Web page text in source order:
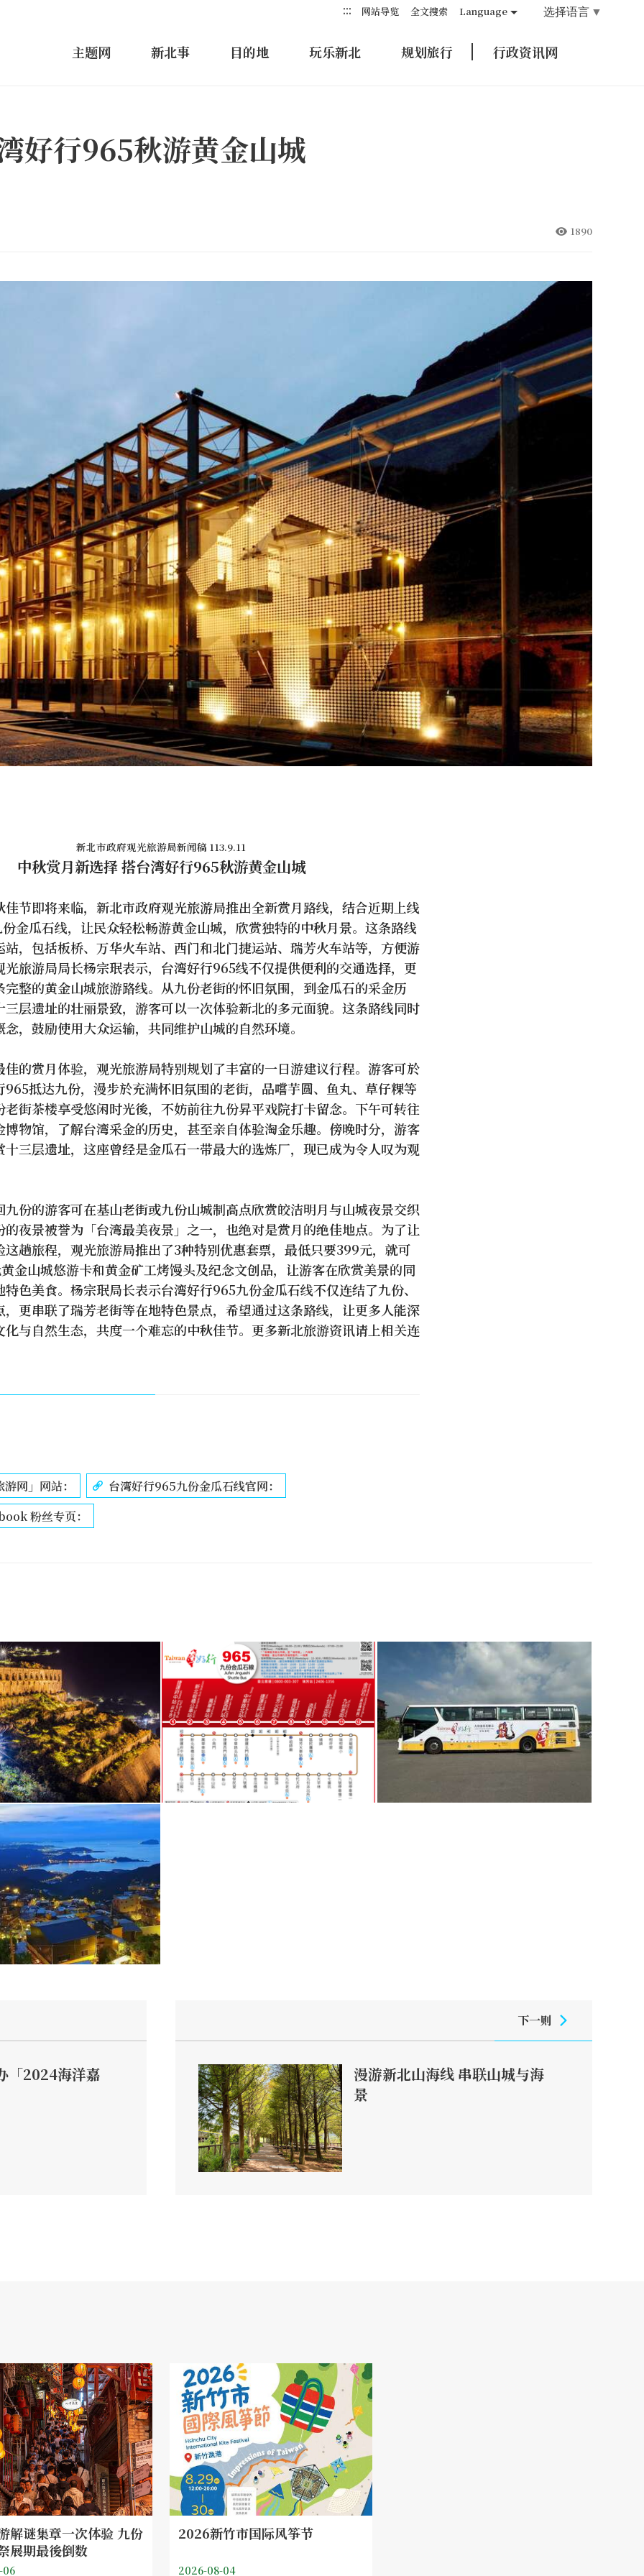
::: 网站导览 全文搜索 Language 选择语言 ▼
主题网 新北事 目的地 玩乐新北 规划旅行 行政资讯网
好行965秋游黄金山城
1890
新北市政府观光旅游局新闻稿 113.9.11
中秋赏月新选择 搭台湾好行965秋游黄金山城
佳节即将来临，新北市政府观光旅游局推出全新赏月路线，结合近期上线
金瓜石线，让民众轻松畅游黄金山城，欣赏独特的中秋月景。这条路线
站，包括板桥、万华火车站、西门和北门捷运站、瑞芳火车站等，方便游
光旅游局局长杨宗珉表示，台湾好行965线不仅提供便利的交通选择，更
完整的黄金山城旅游路线。从九份老街的怀旧氛围，到金瓜石的采金历
三层遗址的壮丽景致，游客可以一次体验新北的多元面貌。这条路线同时
，鼓励使用大众运输，共同维护山城的自然环境。
佳的赏月体验，观光旅游局特别规划了丰富的一日游建议行程。游客可於
965抵达九份，漫步於充满怀旧氛围的老街，品嚐芋圆、鱼丸、草仔粿等
老街茶楼享受悠闲时光後，不妨前往九份昇平戏院打卡留念。下午可转往
博物馆，了解台湾采金的历史，甚至亲自体验淘金乐趣。傍晚时分，游客
十三层遗址，这座曾经是金瓜石一带最大的选炼厂，现已成为令人叹为观
九份的游客可在基山老街或九份山城制高点欣赏皎洁明月与山城夜景交织
的夜景被誉为「台湾最美夜景」之一，也绝对是赏月的绝佳地点。为了让
这趟旅程，观光旅游局推出了3种特别优惠套票，最低只要399元，就可
金山城悠游卡和黄金矿工烤馒头及纪念文创品，让游客在欣赏美景的同
色美食。杨宗珉局长表示台湾好行965九份金瓜石线不仅连结了九份、
，更串联了瑞芳老街等在地特色景点，希望通过这条路线，让更多人能深
化与自然生态，共度一个难忘的中秋佳节。更多新北旅游资讯请上相关连
网」网站：
台湾好行965九份金瓜石线官网：
粉丝专页：
「2024海洋嘉
下一则
漫游新北山海线 串联山城与海
景
解谜集章一次体验 九份
展期最後倒数
06
2026新竹市国际风筝节
2026-08-04